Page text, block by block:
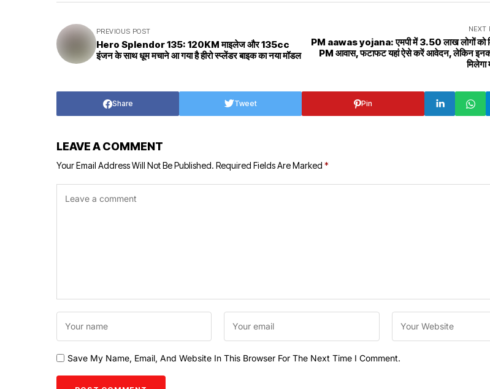
PREVIOUS POST
Hero Splendor 135: 120KM माइलेज और 135cc
इंजन के साथ धूम मचाने आ गया है हीरो स्प्लेंडर बाइक का नया मॉडल
NEXT
PM aawas yojana: एमपी में 3.50 लाख लोगों को
PM आवास, फटाफट यहां ऐसे करें आवेदन, लेकिन
Share Tweet Pin
LEAVE A COMMENT
Your Email Address Will Not Be Published. Required Fields Are Marked *
Save My Name, Email, And Website In This Browser For The Next Time I Comment.